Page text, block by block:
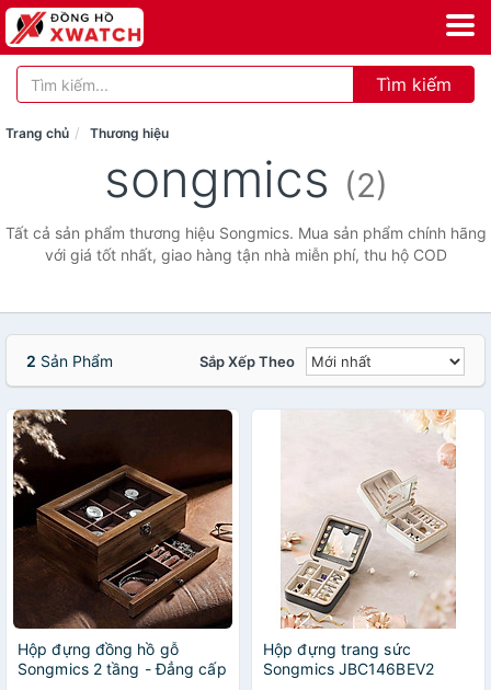
Tìm kiếm
Trang chủ Thương hiệu
songmics (2)
Tất cả sản phẩm thương hiệu Songmics. Mua sản phẩm chính hãng
với giá tốt nhất, giao hàng tận nhà miễn phí, thu hộ COD
2 Sản Phẩm Sắp Xếp Theo
Hộp đựng đồng hồ gỗ
Songmics 2 tầng - Đẳng cấp
Hộp đựng trang sức
Songmics JBC146BEV2